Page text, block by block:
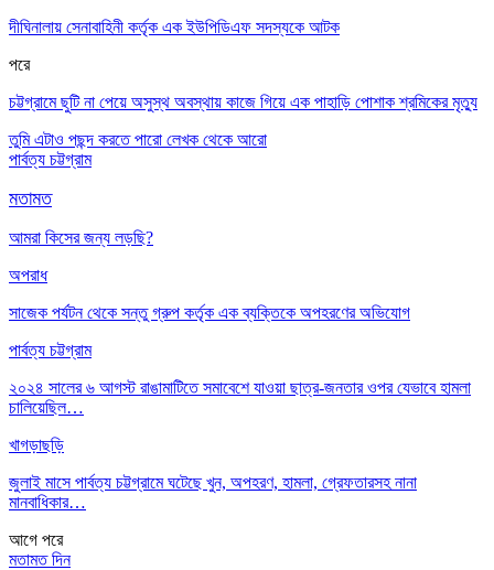
দীঘিনালায় সেনাবাহিনী কর্তৃক এক ইউপিডিএফ সদস্যকে আটক
পরে
চট্টগ্রামে ছুটি না পেয়ে অসুস্থ অবস্থায় কাজে গিয়ে এক পাহাড়ি পোশাক শ্রমিকের মৃত্যু
তুমি এটাও পছন্দ করতে পারো লেখক থেকে আরো
পার্বত্য চট্টগ্রাম
মতামত
আমরা কিসের জন্য লড়ছি?
অপরাধ
সাজেক পর্যটন থেকে সন্তু গ্রুপ কর্তৃক এক ব্যক্তিকে অপহরণের অভিযোগ
পার্বত্য চট্টগ্রাম
২০২৪ সালের ৬ আগস্ট রাঙামাটিতে সমাবেশে যাওয়া ছাত্র-জনতার ওপর যেভাবে হামলা
চালিয়েছিল…
খাগড়াছড়ি
জুলাই মাসে পার্বত্য চট্টগ্রামে ঘটেছে খুন, অপহরণ, হামলা, গ্রেফতারসহ নানা
মানবাধিকার…
আগে পরে
মতামত দিন